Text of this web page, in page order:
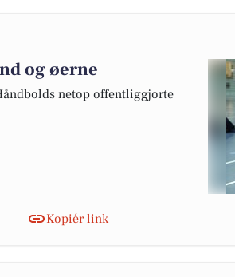
og øerne
netop offentliggjorte
Kopiér link